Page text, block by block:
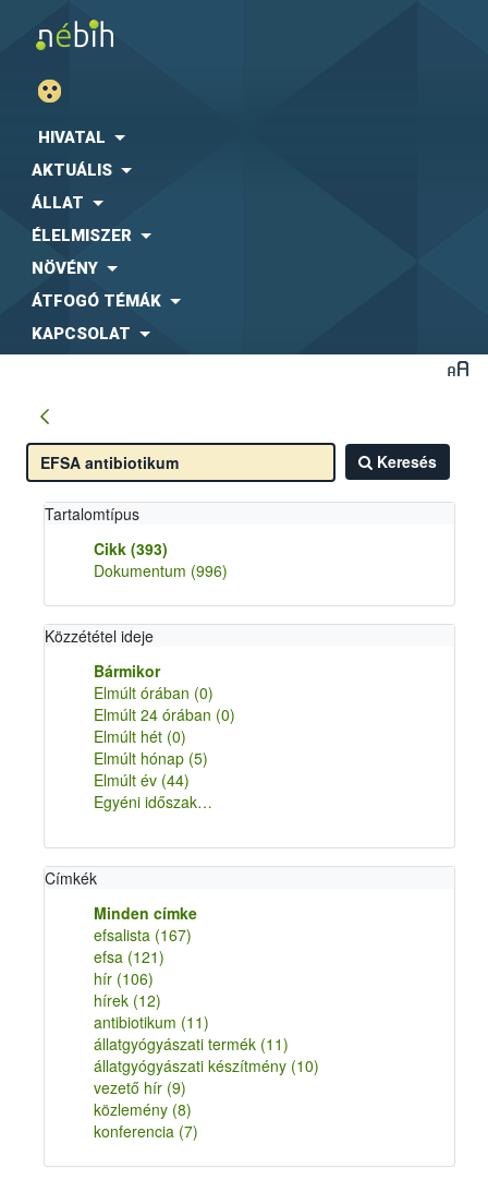
HIVATAL
AKTUÁLIS
ÁLLAT
ÉLELMISZER
NÖVÉNY
ÁTFOGÓ TÉMÁK
KAPCSOLAT
Keresés
Tartalomtípus
Cikk (393)
Dokumentum (996)
Közzététel ideje
Bármikor
Elmúlt órában (0)
Elmúlt 24 órában (0)
Elmúlt hét (0)
Elmúlt hónap (5)
Elmúlt év (44)
Egyéni időszak…
Címkék
Minden címke
efsalista (167)
efsa (121)
hír (106)
hírek (12)
antibiotikum (11)
állatgyógyászati termék (11)
állatgyógyászati készítmény (10)
vezető hír (9)
közlemény (8)
konferencia (7)